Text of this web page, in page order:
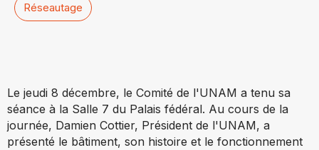
Réseautage
Le jeudi 8 décembre, le Comité de l'UNAM a tenu sa
séance à la Salle 7 du Palais fédéral. Au cours de la
journée, Damien Cottier, Président de l'UNAM, a
présenté le bâtiment, son histoire et le fonctionnement